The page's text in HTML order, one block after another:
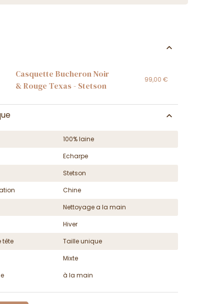
Casquette Bucheron Noir
& Rouge Texas - Stetson
99,00 €
100% laine
Echarpe
Stetson
Chine
Nettoyage a la main
Hiver
tête
Taille unique
Mixte
à la main